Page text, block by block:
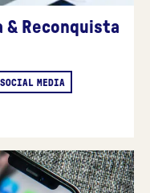
& Reconquista
SOCIAL MEDIA